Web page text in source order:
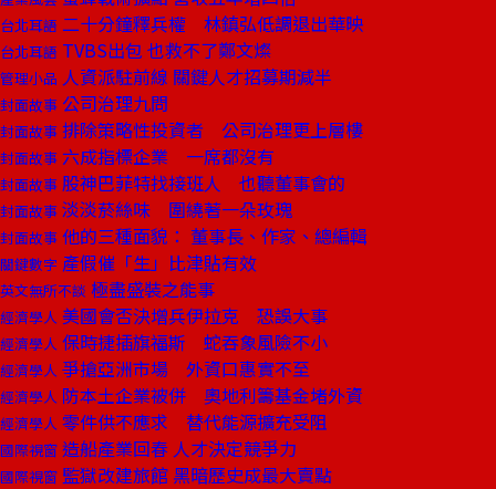
台北耳語 二十分鐘釋兵權 林鎮弘低調退出華映
台北耳語 TVBS出包 也救不了鄭文燦
管理小品 人資派駐前線 關鍵人才招募期減半
封面故事 公司治理九問
封面故事 排除策略性投資者 公司治理更上層樓
封面故事 六成指標企業 一席都沒有
封面故事 股神巴菲特找接班人 也聽董事會的
封面故事 淡淡菸絲味 圍繞著一朵玫瑰
封面故事 他的三種面貌： 董事長、作家、總編輯
關鍵數字 產假催「生」比津貼有效
英文無所不談 極盡盛裝之能事
經濟學人 美國會否決增兵伊拉克 恐誤大事
經濟學人 保時捷插旗福斯 蛇吞象風險不小
經濟學人 爭搶亞洲市場 外資口惠實不至
經濟學人 防本土企業被併 奧地利籌基金堵外資
經濟學人 零件供不應求 替代能源擴充受阻
國際視窗 造船產業回春 人才決定競爭力
國際視窗 監獄改建旅館 黑暗歷史成最大賣點